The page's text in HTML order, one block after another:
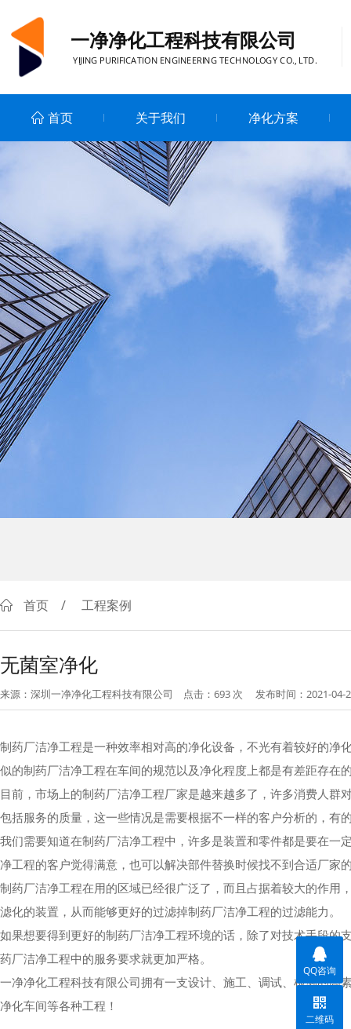
一净净化工程科技有限公司
YIJING PURIFICATION ENGINEERING TECHNOLOGY CO., LTD.
首页 关于我们 净化方案
首页 / 工程案例
无菌室净化
来源：深圳一净净化工程科技有限公司 点击：693 次 发布时间：2021-04-
制药厂洁净工程是一种效率相对高的净化设备，不光有着较好的
似的制药厂洁净工程在车间的规范以及净化程度上都是有差距存在
目前，市场上的制药厂洁净工程厂家是越来越多了，许多消费人
包括服务的质量，这一些情况是需要根据不一样的客户分析的，有
我们需要知道在制药厂洁净工程中，许多是装置和零件都是要在
净工程的客户觉得满意，也可以解决部件替换时候找不到合适厂家
制药厂洁净工程在用的区域已经很广泛了，而且占据着较大的作
滤化的装置，从而能够更好的过滤掉制药厂洁净工程的过滤能力。
如果想要得到更好的制药厂洁净工程环境的话，除了对技术手段
药厂洁净工程中的服务要求就更加严格。
一净净化工程科技有限公司拥有一支设计、施工、调试、检测的
净化车间等各种工程！
QQ咨询
二维码